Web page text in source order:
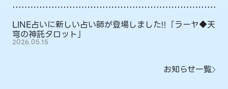
LINE占いに新しい占い師が登場しました!!「ラーヤ◆天
穹の神託タロット」
2026.05.15
お知らせ一覧